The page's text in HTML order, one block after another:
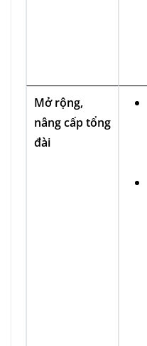
Mở rộng,
nâng cấp tổng
đài